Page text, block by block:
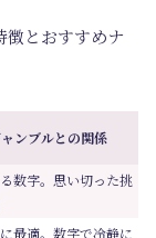
徴とおすすめナ
ンブルとの関係
数字。思い切った挑
最適。数字で冷静に